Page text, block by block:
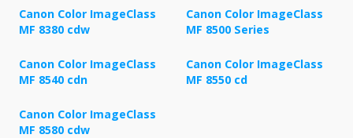
Canon Color ImageClass
MF 8380 cdw
Canon Color ImageClass
MF 8500 Series
Canon Color ImageClass
MF 8540 cdn
Canon Color ImageClass
MF 8550 cd
Canon Color ImageClass
MF 8580 cdw